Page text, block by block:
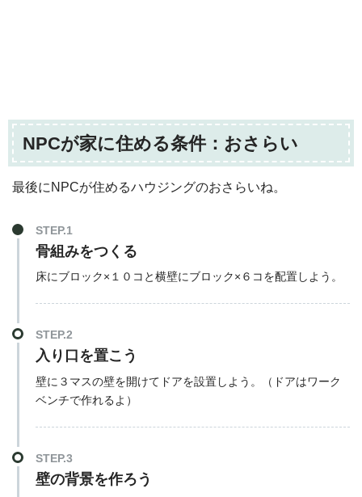
NPCが家に住める条件：おさらい
最後にNPCが住めるハウジングのおさらいね。
STEP.1
骨組みをつくる
床にブロック×１０コと横壁にブロック×６コを配置しよう。
STEP.2
入り口を置こう
壁に３マスの壁を開けてドアを設置しよう。（ドアはワーク
ベンチで作れるよ）
STEP.3
壁の背景を作ろう